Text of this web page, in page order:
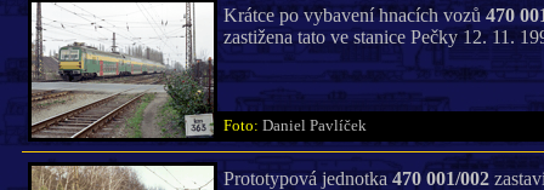
Krátce po vybavení hnacích vozů470
zastižena tato ve stanice Pečky 12. 11.
Foto: Daniel Pavlíček
Prototypová jednotka 470 001/002